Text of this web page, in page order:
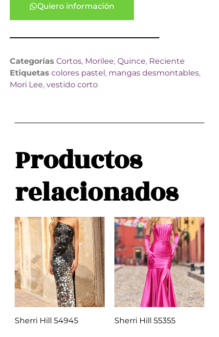
Quiero información
Categorías Cortos, Morilee, Quince, Reciente
Etiquetas colores pastel , mangas desmontables,
Mori Lee, vestido corto
Productos
relacionados
Sherri Hill 54945 Sherri Hill 55355